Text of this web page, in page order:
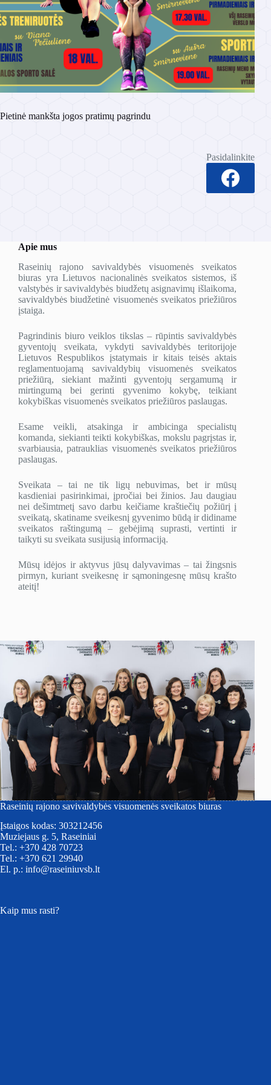
Pietinė mankšta jogos pratimų pagrindu
Pasidalinkite
Apie mus
Raseinių rajono savivaldybės visuomenės sveikatos
biuras yra Lietuvos nacionalinės sveikatos sistemos, iš
valstybės ir savivaldybės biudžetų asignavimų išlaikoma,
savivaldybės biudžetinė visuomenės sveikatos priežiūros
įstaiga.
Pagrindinis biuro veiklos tikslas – rūpintis savivaldybės
gyventojų sveikata, vykdyti savivaldybės teritorijoje
Lietuvos Respublikos įstatymais ir kitais teisės aktais
reglamentuojamą savivaldybių visuomenės sveikatos
priežiūrą, siekiant mažinti gyventojų sergamumą ir
mirtingumą bei gerinti gyvenimo kokybę, teikiant
kokybiškas visuomenės sveikatos priežiūros paslaugas.
Esame veikli, atsakinga ir ambicinga specialistų
komanda, siekianti teikti kokybiškas, mokslu pagrįstas ir,
svarbiausia, patrauklias visuomenės sveikatos priežiūros
paslaugas.
Sveikata – tai ne tik ligų nebuvimas, bet ir mūsų
kasdieniai pasirinkimai, įpročiai bei žinios. Jau daugiau
nei dešimtmetį savo darbu keičiame kraštiečių požiūrį į
sveikatą, skatiname sveikesnį gyvenimo būdą ir didiname
sveikatos raštingumą – gebėjimą suprasti, vertinti ir
taikyti su sveikata susijusią informaciją.
Mūsų idėjos ir aktyvus jūsų dalyvavimas – tai žingsnis
pirmyn, kuriant sveikesnę ir sąmoningesnę mūsų krašto
ateitį!
Raseinių rajono savivaldybės visuomenės sveikatos biuras
Įstaigos kodas: 303212456
Muziejaus g. 5, Raseiniai
Tel.: +370 428 70723
Tel.: +370 621 29940
El. p.: info@raseiniuvsb.lt
Kaip mus rasti?